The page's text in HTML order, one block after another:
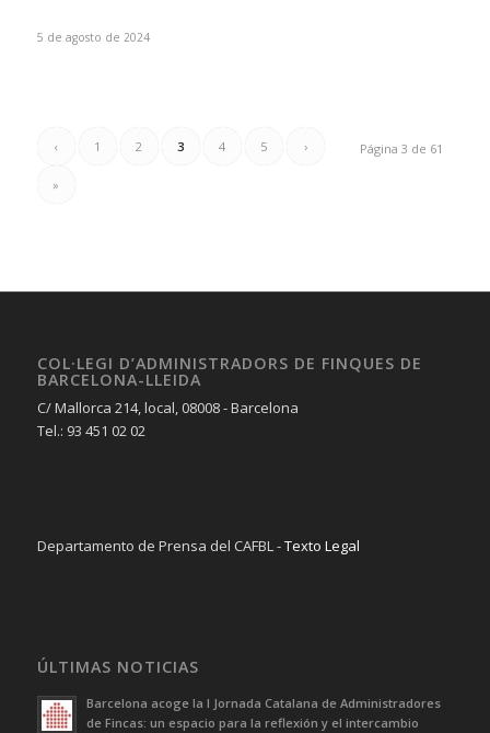
5 de agosto de 2024
Página 3 de 61
‹ 1 2 3 4 5 ›
»
COL·LEGI D’ADMINISTRADORS DE FINQUES DE
BARCELONA-LLEIDA
C/ Mallorca 214, local, 08008 - Barcelona
Tel.: 93 451 02 02
Departamento de Prensa del CAFBL -Texto Legal
ÚLTIMAS NOTICIAS
Barcelona acoge la I Jornada Catalana de Administradores
de Fincas: un espacio para la reflexión y el intercambio